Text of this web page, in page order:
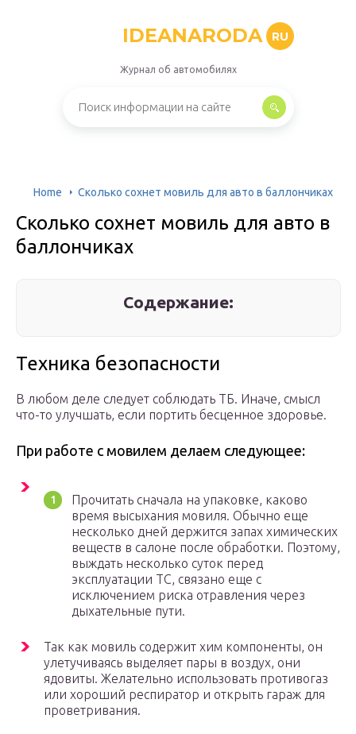
IDEANARODA RU
Журнал об автомобилях
Home Сколько сохнет мовиль для авто в баллончиках
Сколько сохнет мовиль для авто в
баллончиках
Содержание:
Техника безопасности
В любом деле следует соблюдать ТБ. Иначе, смысл
что-то улучшать, если портить бесценное здоровье.
При работе с мовилем делаем следующее:
Прочитать сначала на упаковке, каково
время высыхания мовиля. Обычно еще
несколько дней держится запах химических
веществ в салоне после обработки. Поэтому,
выждать несколько суток перед
эксплуатации ТС, связано еще с
исключением риска отравления через
дыхательные пути.
Так как мовиль содержит хим компоненты, он
улетучиваясь выделяет пары в воздух, они
ядовиты. Желательно использовать противогаз
или хороший респиратор и открыть гараж для
проветривания.